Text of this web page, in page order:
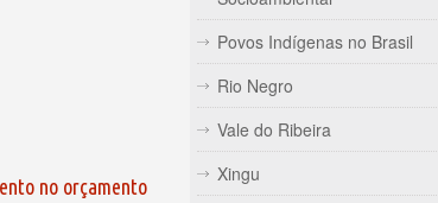
no orçamento
Povos Indígenas no Brasil
Rio Negro
Vale do Ribeira
Xingu